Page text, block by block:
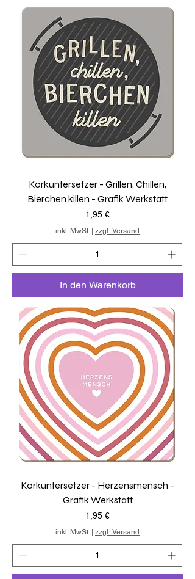
Korkuntersetzer - Grillen, Chillen,
Bierchen killen - Grafik Werkstatt
Preis
1,95 €
inkl. MwSt.| zzgl. Versand
In den Warenkorb
Korkuntersetzer - Herzensmensch -
Grafik Werkstatt
Preis
1,95 €
inkl. MwSt.| zzgl. Versand